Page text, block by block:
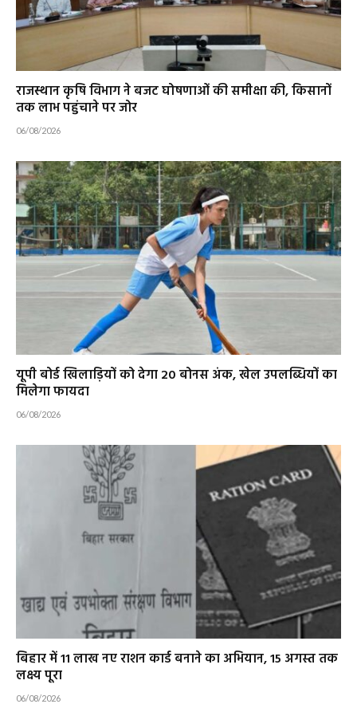
राजस्थान कृषि विभाग ने बजट घोषणाओं की समीक्षा की, किसानों
तक लाभ पहुंचाने पर जोर
06/08/2026
यूपी बोर्ड खिलाड़ियों को देगा 20 बोनस अंक, खेल उपलब्धियों का
मिलेगा फायदा
06/08/2026
बिहार में 11 लाख नए राशन कार्ड बनाने का अभियान, 15 अगस्त तक
लक्ष्य पूरा
06/08/2026